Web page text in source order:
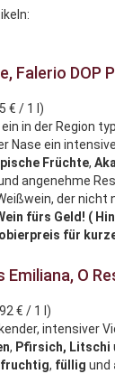
Falerio DOP
€ / 1 l)
ein in der Region
Nase ein
Früchte,
angenehme
der nicht
fürs Geld! (
für
Emiliana, O
€ / 1 l)
intensiver
, Pfirsich, Litschi
fruchtig, fülligund